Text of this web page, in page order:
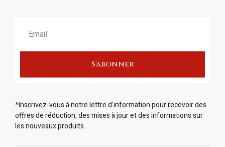
S'abonner
*Inscrivez-vous à notre lettre d’information pour recevoir des
offres de réduction, des mises à jour et des informations sur
les nouveaux produits.